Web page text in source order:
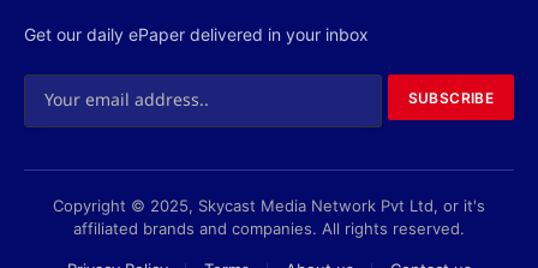
Get our daily ePaper delivered in your inbox
SUBSCRIBE
Copyright © 2025, Skycast Media Network Pvt Ltd, or it's
affiliated brands and companies. All rights reserved.